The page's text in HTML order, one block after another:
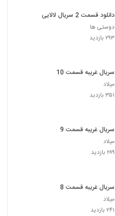
دانلود قسمت 2 سریال لالایی
دوستی ها
۲۹۳ بازدید
سریال غریبه قسمت 10
میلاد
۳۵۱ بازدید
سریال غریبه قسمت 9
میلاد
۲۸۹ بازدید
سریال غریبه قسمت 8
میلاد
۲۴۱ بازدید